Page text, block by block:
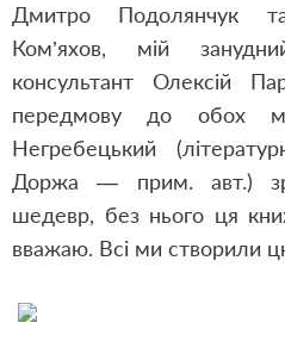
Дмитро Подолянчук
Ком’яхов, мій
консультант Олексій
передмову до обох
Негребецький
Доржа — прим. авт.)
шедевр, без нього ця
вважаю. Всі ми створили